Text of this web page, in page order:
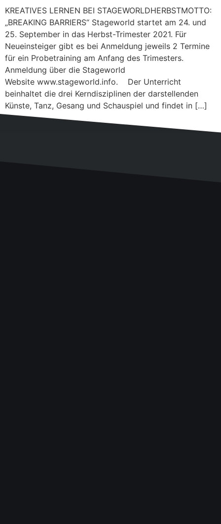
KREATIVES LERNEN BEI STAGEWORLDHERBSTMOTTO:
„BREAKING BARRIERS“ Stageworld startet am 24. und
25. September in das Herbst-Trimester 2021. Für
Neueinsteiger gibt es bei Anmeldung jeweils 2 Termine
für ein Probetraining am Anfang des Trimesters.
Anmeldung über die Stageworld
Website www.stageworld.info. Der Unterricht
beinhaltet die drei Kerndisziplinen der darstellenden
Künste, Tanz, Gesang und Schauspiel und findet in […]